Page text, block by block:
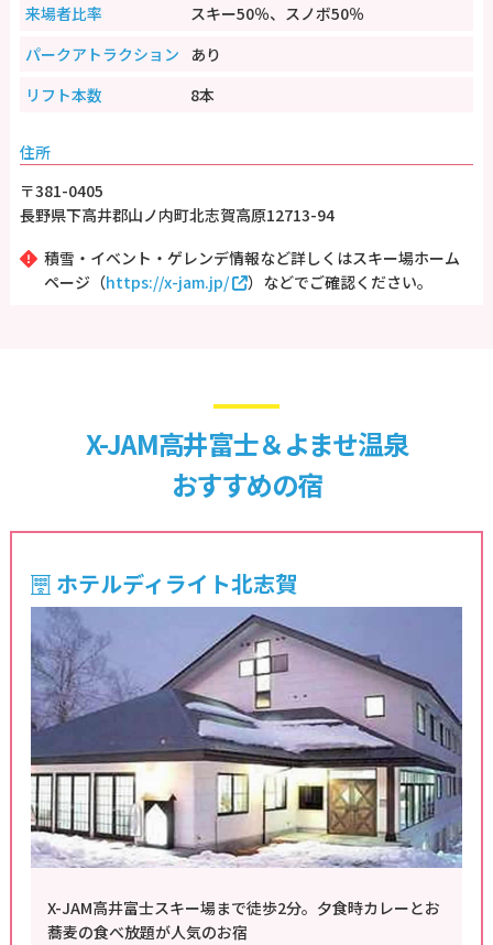
来場者比率
スキー50％、スノボ50％
パークアトラクション
あり
リフト本数
8本
住所
〒381-0405
長野県下高井郡山ノ内町北志賀高原12713-94
積雪・イベント・ゲレンデ情報など詳しくはスキー場ホーム
ページ（https://x-jam.jp/ ）などでご確認ください。
X-JAM高井富士＆よませ温泉
おすすめの宿
ホテルディライト北志賀
X-JAM高井富士スキー場まで徒歩2分。夕食時カレーとお
蕎麦の食べ放題が人気のお宿